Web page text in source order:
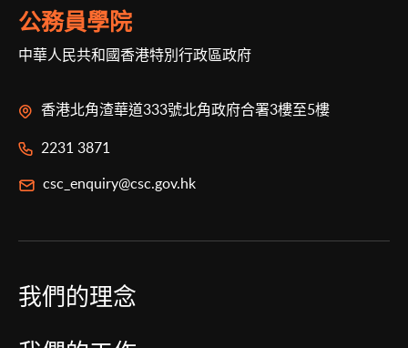
公務員學院
中華人民共和國香港特別行政區政府
香港北角渣華道333號北角政府合署3樓至5樓
2231 3871
csc_enquiry@csc.gov.hk
我們的理念